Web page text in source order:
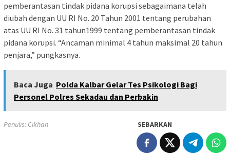
pemberantasan tindak pidana korupsi sebagaimana telah
diubah dengan UU RI No. 20 Tahun 2001 tentang perubahan
atas UU RI No. 31 tahun1999 tentang pemberantasan tindak
pidana korupsi. “Ancaman minimal 4 tahun maksimal 20 tahun
penjara,” pungkasnya.
Baca Juga Polda Kalbar Gelar Tes Psikologi Bagi
Personel Polres Sekadau dan Perbakin
Penulis: Cikhan SEBARKAN